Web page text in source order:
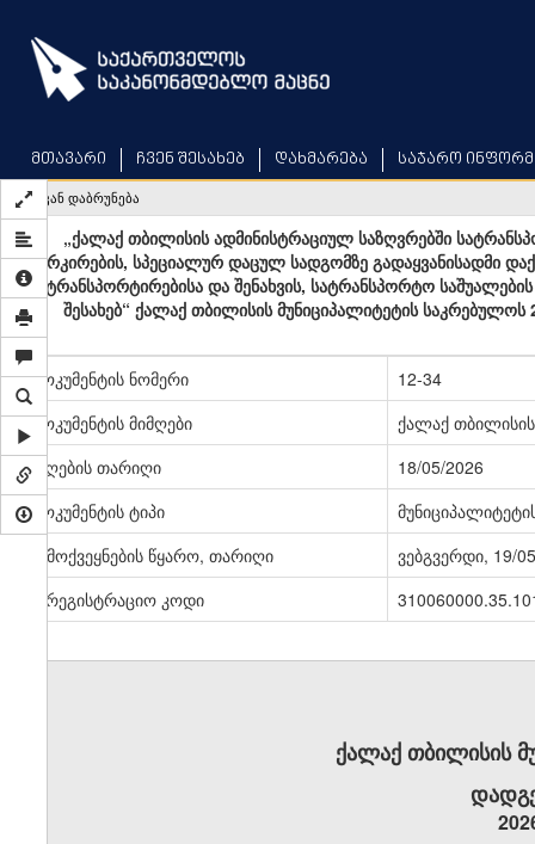
main
content
მთავარი ჩვენ შესახებ დახმარება საჯარო
უკან დაბრუნება
„ქალაქ თბილისის ადმინისტრაციულ საზღვრებში
პარკირების, სპეციალურ დაცულ სადგომზე გადაყვანისადმი
ტრანსპორტირებისა და შენახვის, სატრანსპორტო
შესახებ“ ქალაქ თბილისის მუნიციპალიტეტის
დოკუმენტის ნომერი
12-34
დოკუმენტის მიმღები
ქალაქ
მიღების თარიღი
18/05/2026
დოკუმენტის ტიპი
გამოქვეყნების წყარო, თარიღი
ვებგვერდი, 19/
სარეგისტრაციო კოდი
ქალაქ თბილისის